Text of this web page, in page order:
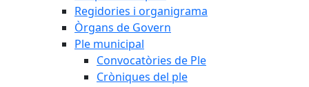
Regidories i organigrama
Òrgans de Govern
Ple municipal
Convocatòries de Ple
Cròniques del ple